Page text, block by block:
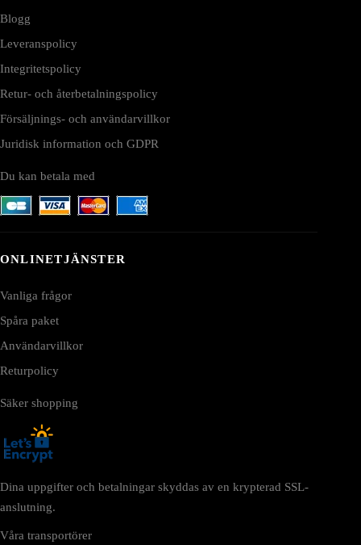
Blogg
Leveranspolicy
Integritetspolicy
Retur- och återbetalningspolicy
Försäljnings- och användarvillkor
Juridisk information och GDPR
Du kan betala med
ONLINETJÄNSTER
Vanliga frågor
Spåra paket
Användarvillkor
Returpolicy
Säker shopping
Dina uppgifter och betalningar skyddas av en krypterad SSL-
anslutning.
Våra transportörer